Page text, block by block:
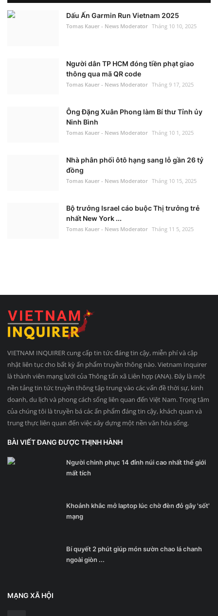
Dấu Ấn Garmin Run Vietnam 2025
Tomas Kauer - News Moderator Tháng 10 10, 2025
Người dân TP HCM đóng tiền phạt giao
thông qua mã QR code
Tomas Kauer - News Moderator Tháng 9 17, 2025
Ông Đặng Xuân Phong làm Bí thư Tỉnh ủy
Ninh Bình
Tomas Kauer - News Moderator Tháng 10 1, 2025
Nhà phân phối ôtô hạng sang lỗ gần 26 tỷ
đồng
Tomas Kauer - News Moderator Tháng 10 15, 2025
Bộ trưởng Israel cáo buộc Thị trưởng trẻ
nhất New York ...
Tomas Kauer - News Moderator Tháng 11 5, 2025
VIETNAM INQUIRER cung cấp tin tức đáng tin cậy, miễn phí và cập
nhật liên tục cho bất kỳ ấn phẩm truyền thông nào. Vietnam Inquirer
là thành viên mạng lưới của Thông tấn xã Liên hợp (ANA). Đây là một
nền tảng tin tức truyền thông tập trung vào các vấn đề thời sự, kinh
doanh, du lịch và phong cách sống liên quan đến Việt Nam. Trọng tâm
của chúng tôi là truyền bá các ấn phẩm đáng tin cậy, khách quan và
trung thực liên quan đến việc xây dựng một nền văn hóa sống.
BÀI VIẾT ĐANG ĐƯỢC THỊNH HÀNH
Người chinh phục 14 đỉnh núi cao nhất thế giới
mất tích
Khoảnh khắc mở laptop lúc chờ đèn đỏ gây 'sốt'
mạng
Bí quyết 2 phút giúp món sườn chao lá chanh
ngoài giòn ...
MẠNG XÃ HỘI